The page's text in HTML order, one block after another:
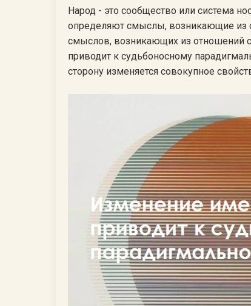
Народ - это сообщество или система
определяют смыслы, возникающие из
смыслов, возникающих из отношений
приводит к судьбоносному
сторону изменяется совокупное